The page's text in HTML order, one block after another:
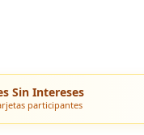
Sin Intereses
participantes